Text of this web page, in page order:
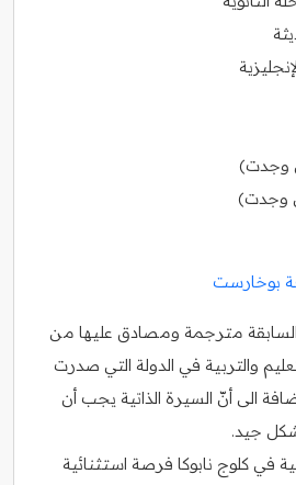
وجدت)
وجدت)
بوخارست
مترجمة ومصادق عليها من
والتربية في الدولة التي صدرت
الى أنّ السيرة الذاتية يجب أن
جيد.
في كلوج نابوكا فرصة استثنائية